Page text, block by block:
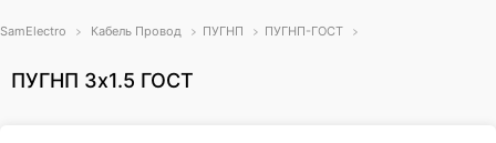
SamElectro Кабель Провод ПУГНП ПУГНП-ГОСТ
ПУГНП 3х1.5 ГОСТ